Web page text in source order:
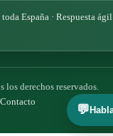
💬
España · Respuesta
los derechos reservados.
Contacto